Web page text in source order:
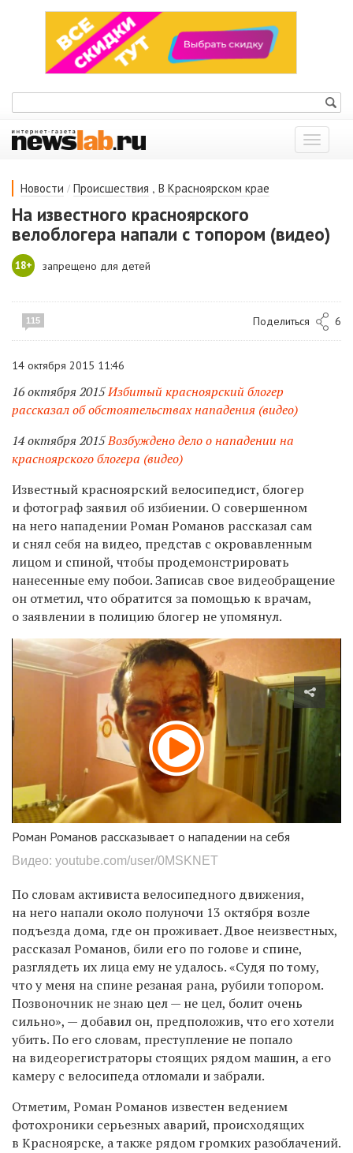
Показать
меню
Новости / Происшествия , В Красноярском крае
На известного красноярского
велоблогера напали с топором (видео)
18+ запрещено для детей
115 Поделиться 6
14 октября 2015 11:46
16 октября 2015Избитый красноярский блогер
рассказал об обстоятельствах нападения (видео)
14 октября 2015Возбуждено дело о нападении на
красноярского блогера (видео)
Известный красноярский велосипедист, блогер
и фотограф заявил об избиении. О совершенном
на него нападении Роман Романов рассказал сам
и снял себя на видео, представ с окровавленным
лицом и спиной, чтобы продемонстрировать
нанесенные ему побои. Записав свое видеобращение
он отметил, что обратится за помощью к врачам,
о заявлении в полицию блогер не упомянул.
Роман Романов рассказывает о нападении на себя
Видео: youtube.com/user/0MSKNET
По словам активиста велосипедного движения,
на него напали около полуночи 13 октября возле
подъезда дома, где он проживает. Двое неизвестных,
рассказал Романов, били его по голове и спине,
разглядеть их лица ему не удалось. «Судя по тому,
что у меня на спине резаная рана, рубили топором.
Позвоночник не знаю цел — не цел, болит очень
сильно», — добавил он, предположив, что его хотели
убить. По его словам, преступление не попало
на видеорегистраторы стоящих рядом машин, а его
камеру с велосипеда отломали и забрали.
Отметим, Роман Романов известен ведением
фотохроники серьезных аварий, происходящих
в Красноярске, а также рядом громких разоблачений.